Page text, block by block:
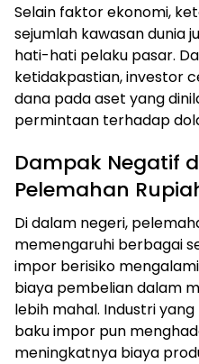
Selain faktor ekonomi,
sejumlah kawasan dunia
hati-hati pelaku pasar.
ketidakpastian, investor
dana pada aset yang
permintaan terhadap
Dampak Negatif
Pelemahan
Di dalam negeri,
memengaruhi berbagai
impor berisiko
biaya pembelian dalam
lebih mahal. Industri
baku impor pun
meningkatnya biaya